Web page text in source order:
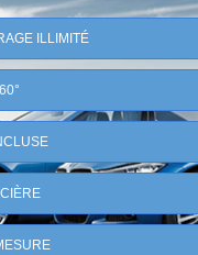
ILLIMITÉ